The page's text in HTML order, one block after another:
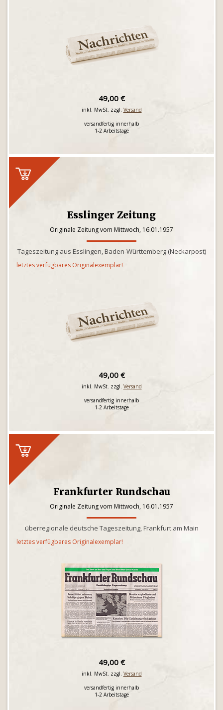
49,00 €
inkl. MwSt. zzgl. Versand
versandfertig innerhalb
1-2 Arbeitstage
Esslinger Zeitung
Originale Zeitung vom Mittwoch, 16.01.1957
Tageszeitung aus Esslingen, Baden-Württemberg (Neckarpost)
letztes verfügbares Originalexemplar!
49,00 €
inkl. MwSt. zzgl. Versand
versandfertig innerhalb
1-2 Arbeitstage
Frankfurter Rundschau
Originale Zeitung vom Mittwoch, 16.01.1957
überregionale deutsche Tageszeitung, Frankfurt am Main
letztes verfügbares Originalexemplar!
49,00 €
inkl. MwSt. zzgl. Versand
versandfertig innerhalb
1-2 Arbeitstage